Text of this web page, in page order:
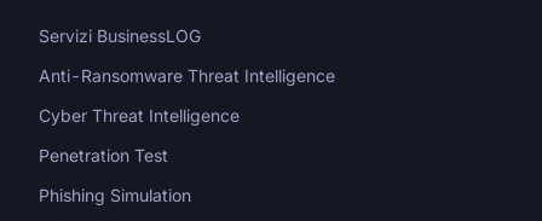
Servizi BusinessLOG
Anti-Ransomware Threat Intelligence
Cyber Threat Intelligence
Penetration Test
Phishing Simulation